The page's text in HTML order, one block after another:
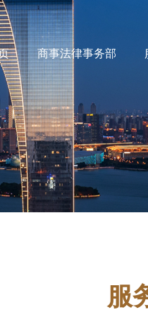
商事法律事务部
服